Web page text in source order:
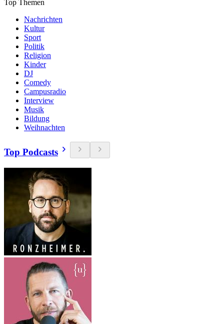
Top Themen
Nachrichten
Kultur
Sport
Politik
Religion
Kinder
DJ
Comedy
Campusradio
Interview
Musik
Bildung
Weihnachten
Top Podcasts